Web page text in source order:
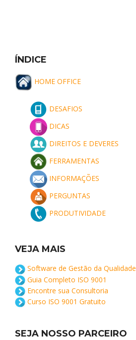
ÍNDICE
HOME OFFICE
DESAFIOS
DICAS
DIREITOS E DEVERES
FERRAMENTAS
INFORMAÇÕES
PERGUNTAS
PRODUTIVIDADE
VEJA MAIS
Software de Gestão da Qualidade
Guia Completo ISO 9001
Encontre sua Consultoria
Curso ISO 9001 Gratuito
SEJA NOSSO PARCEIRO